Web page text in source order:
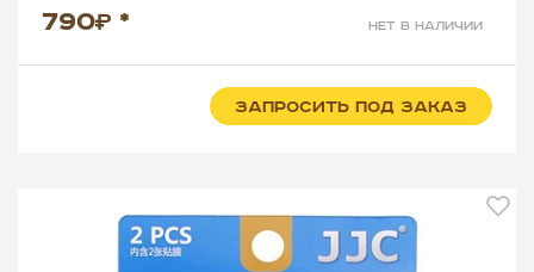
790 * нет в наличии
ЗАПРОСИТЬ ПОД ЗАКАЗ